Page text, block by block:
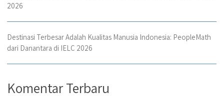
2026
Destinasi Terbesar Adalah Kualitas Manusia Indonesia: PeopleMath
dari Danantara di IELC 2026
Komentar Terbaru